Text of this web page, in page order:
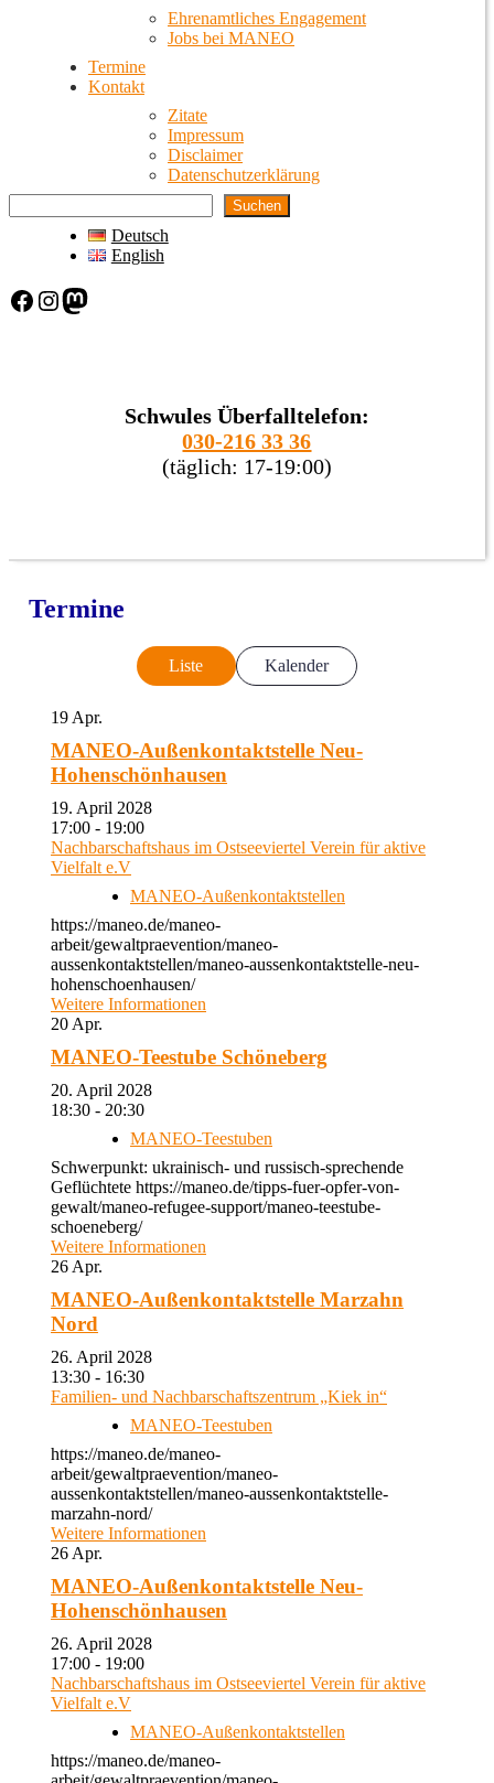
Ehrenamtliches Engagement
Jobs bei MANEO
Termine
Kontakt
Zitate
Impressum
Disclaimer
Datenschutzerklärung
Suchen
Deutsch
English
Facebook Instagram Mastodon
Schwules Überfalltelefon:
030-216 33 36
(täglich: 17-19:00)
Termine
Liste Kalender
19 Apr.
MANEO-Außenkontaktstelle Neu-
Hohenschönhausen
19. April 2028
17:00 - 19:00
Nachbarschaftshaus im Ostseeviertel Verein für aktive
Vielfalt e.V
MANEO-Außenkontaktstellen
https://maneo.de/maneo-
arbeit/gewaltpraevention/maneo-
aussenkontaktstellen/maneo-aussenkontaktstelle-neu-
hohenschoenhausen/
Weitere Informationen
20 Apr.
MANEO-Teestube Schöneberg
20. April 2028
18:30 - 20:30
MANEO-Teestuben
Schwerpunkt: ukrainisch- und russisch-sprechende
Geflüchtete https://maneo.de/tipps-fuer-opfer-von-
gewalt/maneo-refugee-support/maneo-teestube-
schoeneberg/
Weitere Informationen
26 Apr.
MANEO-Außenkontaktstelle Marzahn
Nord
26. April 2028
13:30 - 16:30
Familien- und Nachbarschaftszentrum „Kiek in“
MANEO-Teestuben
https://maneo.de/maneo-
arbeit/gewaltpraevention/maneo-
aussenkontaktstellen/maneo-aussenkontaktstelle-
marzahn-nord/
Weitere Informationen
26 Apr.
MANEO-Außenkontaktstelle Neu-
Hohenschönhausen
26. April 2028
17:00 - 19:00
Nachbarschaftshaus im Ostseeviertel Verein für aktive
Vielfalt e.V
MANEO-Außenkontaktstellen
https://maneo.de/maneo-